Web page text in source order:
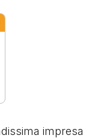
impresa